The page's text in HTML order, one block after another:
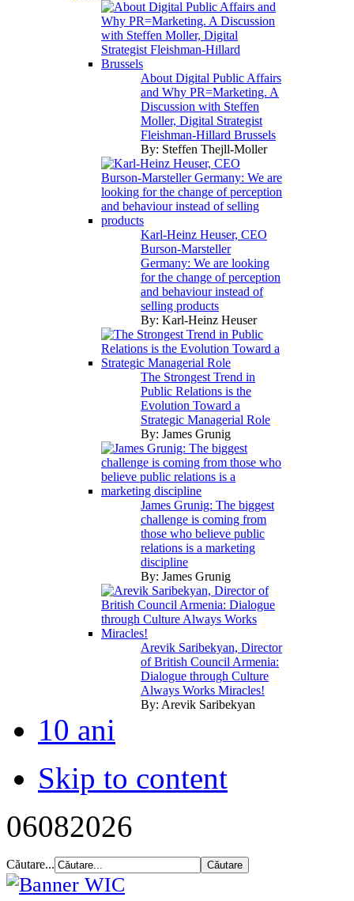
About Digital Public Affairs
and Why PR=Marketing. A
Discussion with Steffen
Moller, Digital Strategist
Fleishman-Hillard Brussels
By: Steffen Thejll-Moller
Karl-Heinz Heuser, CEO
Burson-Marsteller
Germany: We are looking
for the change of perception
and behaviour instead of
selling products
By: Karl-Heinz Heuser
The Strongest Trend in
Public Relations is the
Evolution Toward a
Strategic Managerial Role
By: James Grunig
James Grunig: The biggest
challenge is coming from
those who believe public
relations is a marketing
discipline
By: James Grunig
Arevik Saribekyan, Director
of British Council Armenia:
Dialogue through Culture
Always Works Miracles!
By: Arevik Saribekyan
10 ani
Skip to content
06082026
Căutare...